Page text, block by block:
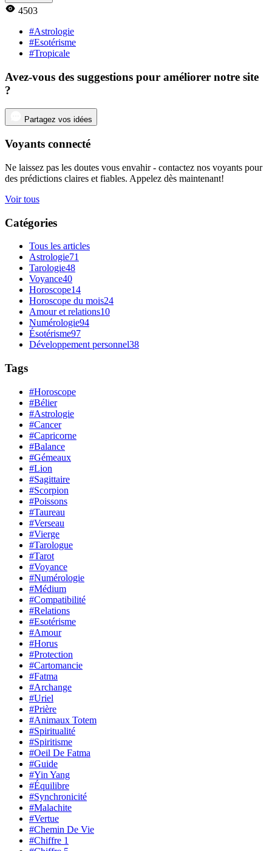
4503
#Astrologie
#Esotérisme
#Tropicale
Avez-vous des suggestions pour améliorer notre site
?
Partagez vos idées
Voyants connecté
Ne laissez pas les doutes vous envahir - contactez nos voyants pour
des prédictions claires et fiables. Appelez dès maintenant!
Voir tous
Catégories
Tous les articles
Astrologie71
Tarologie48
Voyance40
Horoscope14
Horoscope du mois24
Amour et relations10
Numérologie94
Ésotérisme97
Développement personnel38
Tags
#Horoscope
#Bélier
#Astrologie
#Cancer
#Capricorne
#Balance
#Gémeaux
#Lion
#Sagittaire
#Scorpion
#Poissons
#Taureau
#Verseau
#Vierge
#Tarologue
#Tarot
#Voyance
#Numérologie
#Médium
#Compatibilité
#Relations
#Esotérisme
#Amour
#Horus
#Protection
#Cartomancie
#Fatma
#Archange
#Uriel
#Prière
#Animaux Totem
#Spiritualité
#Spiritisme
#Oeil De Fatma
#Guide
#Yin Yang
#Équilibre
#Synchronicité
#Malachite
#Vertue
#Chemin De Vie
#Chiffre 1